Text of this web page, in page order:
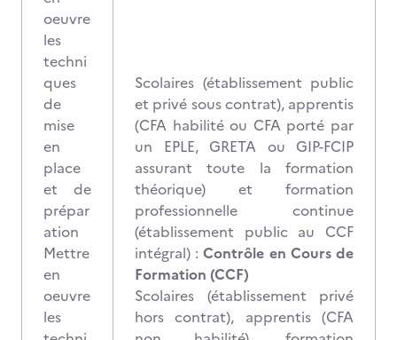
oeuvre
les
techni
ques
de
mise
en
place
et de
prépar
ation
Mettre
en
oeuvre
les
Scolaires (établissement public
et privé sous contrat), apprentis
(CFA habilité ou CFA porté par
un EPLE, GRETA ou GIP-FCIP
assurant toute la formation
théorique) et formation
professionnelle continue
(établissement public au CCF
intégral) :Contrôle en Cours de
Formation (CCF)
Scolaires (établissement privé
hors contrat), apprentis (CFA